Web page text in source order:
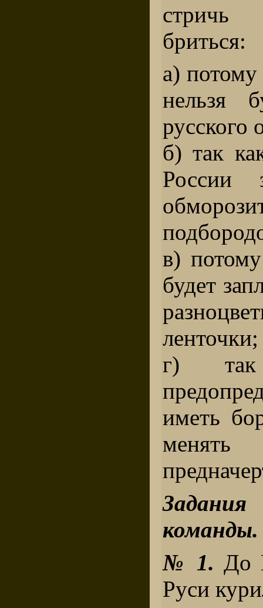
бриться:
а)
нельзя
русского
б) так
России
в)
будет
ленточки;
г)
иметь
команды.
№ 1. До
Руси